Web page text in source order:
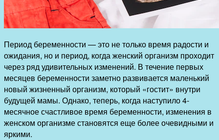
Период беременности — это не только время радости и
ожидания, но и период, когда женский организм проходит
через ряд удивительных изменений. В течение первых
месяцев беременности заметно развивается маленький
новый жизненный организм, который «гостит» внутри
будущей мамы. Однако, теперь, когда наступило 4-
месячное счастливое время беременности, изменения в
женском организме становятся еще более очевидными и
яркими.